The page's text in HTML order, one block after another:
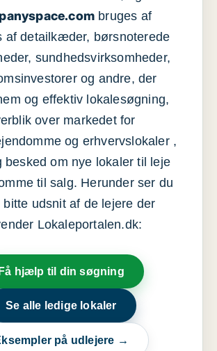
bruges af
af detailkæder, børsnoterede
sundhedsvirksomheder,
og andre, der
og effektiv lokalesøgning,
over markedet for
og erhvervslokaler ,
besked om nye lokaler til leje
til salg. Herunder ser du
bitte udsnit af de lejere der
Lokaleportalen.dk:
Få hjælp til din søgning
Se alle ledige lokaler
på udlejere →